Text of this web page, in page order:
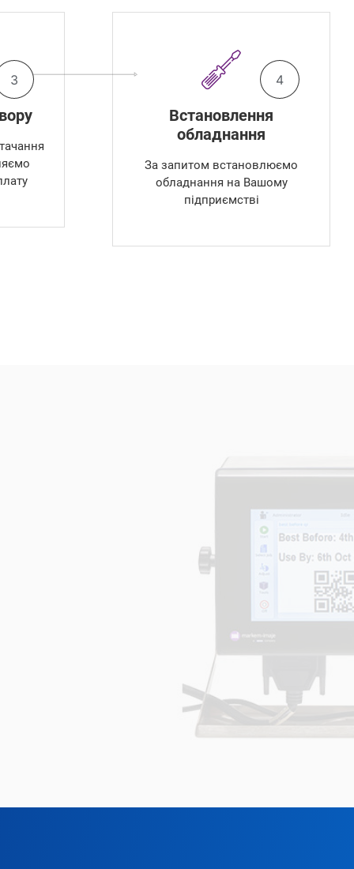
3
Встановлення
обладнання
За запитом встановлюємо
обладнання на Вашому
підприємстві
4